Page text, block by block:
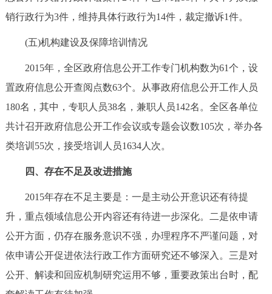
销行政行为3件，维持具体行政行为14件，裁定撤诉1件。
(五)机构建设及保障培训情况
2015年，全区政府信息公开工作专门机构数为61个，设
置政府信息公开查阅点数63个。从事政府信息公开工作人员
180名，其中，专职人员38名，兼职人员142名。全区各单位
共计召开政府信息公开工作会议或专题会议数105次，举办各
类培训55次，接受培训人员1634人次。
四、存在不足及改进措施
2015年存在不足主要是：一是主动公开意识还有待提
升，重点领域信息公开内容还有待进一步深化。二是依申请
公开方面，仍存在服务意识不强，办理程序不严谨问题，对
依申请公开促进依法行政工作方面研究还不够深入。三是对
公开、解读和回应机制研究运用不够，重要政策出台时，配